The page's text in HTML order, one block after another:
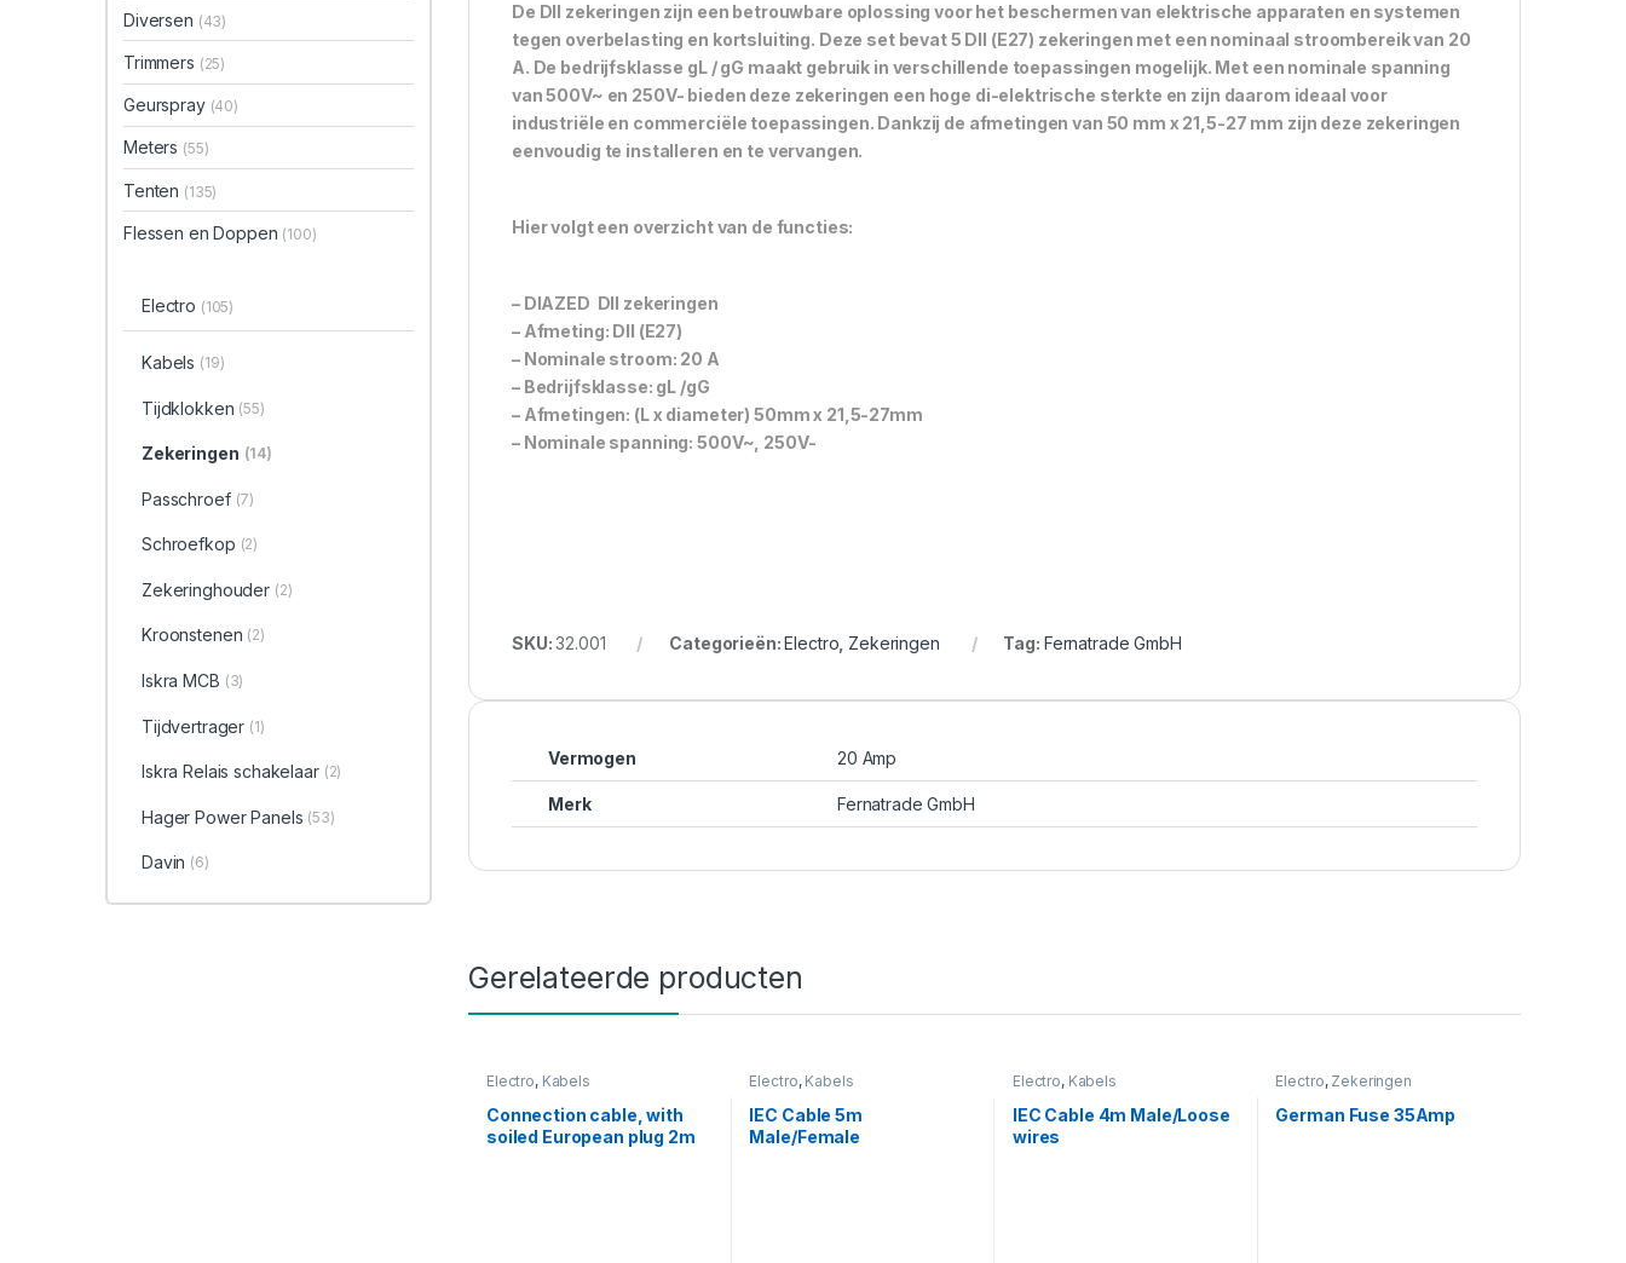
De DII zekeringen zijn een betrouwbare oplossing voor het beschermen van elektrische apparaten en systemen
tegen overbelasting en kortsluiting. Deze set bevat 5 DII (E27) zekeringen met een nominaal stroombereik van 20
A. De bedrijfsklasse gL / gG maakt gebruik in verschillende toepassingen mogelijk. Met een nominale spanning
van 500V~ en 250V- bieden deze zekeringen een hoge di-elektrische sterkte en zijn daarom ideaal voor
industriële en commerciële toepassingen. Dankzij de afmetingen van 50 mm x 21,5-27 mm zijn deze zekeringen
eenvoudig te installeren en te vervangen.
Hier volgt een overzicht van de functies:
– DIAZED DII zekeringen
– Afmeting: DII (E27)
– Nominale stroom: 20 A
– Bedrijfsklasse: gL /gG
– Afmetingen: (L x diameter) 50mm x 21,5-27mm
– Nominale spanning: 500V~, 250V-
SKU:32.001 Categorieën:Electro, Zekeringen Tag: Fernatrade GmbH
Vermogen 20 Amp
Merk Fernatrade GmbH
Gerelateerde producten
Electro, Kabels
Connection cable, with
soiled European plug 2m
Electro, Kabels
IEC Cable 5m
Male/Female
Electro, Kabels
IEC Cable 4m Male/Loose
wires
Electro, Zekeringen
German Fuse 35Amp
Diversen (43)
Trimmers (25)
Geurspray (40)
Meters (55)
Tenten (135)
Flessen en Doppen (100)
Electro (105)
Kabels (19)
Tijdklokken (55)
Zekeringen (14)
Passchroef (7)
Schroefkop (2)
Zekeringhouder (2)
Kroonstenen (2)
Iskra MCB (3)
Tijdvertrager (1)
Iskra Relais schakelaar (2)
Hager Power Panels (53)
Davin (6)